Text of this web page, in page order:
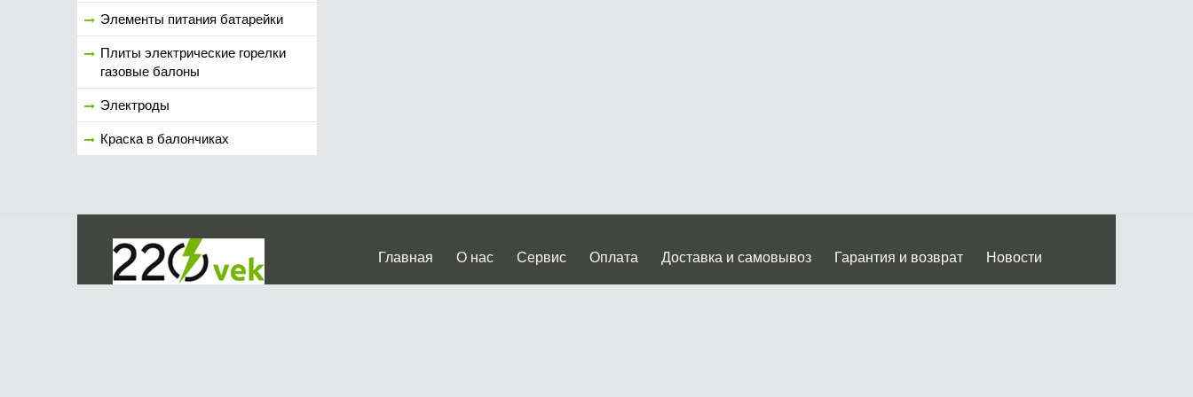
Элементы питания батарейки
Плиты электрические горелки
газовые балоны
Электроды
Краска в балончиках
Главная О нас Сервис Оплата Доставка и самовывоз Гарантия и возврат Новости